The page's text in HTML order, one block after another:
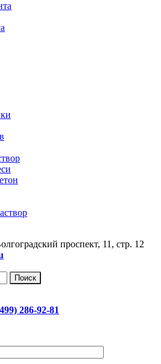
проспект, 11, стр. 12
Поиск
286-92-81